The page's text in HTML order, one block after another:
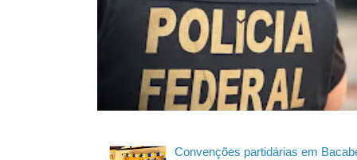
Convenções partidárias em